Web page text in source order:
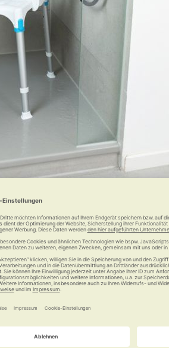
Weitere Informationen
Design mit höchster Qualität und
Armlehnen. Diese zeichnen sich
erhältlich. Diese gestaltet die
Werkzeuglose Montage.